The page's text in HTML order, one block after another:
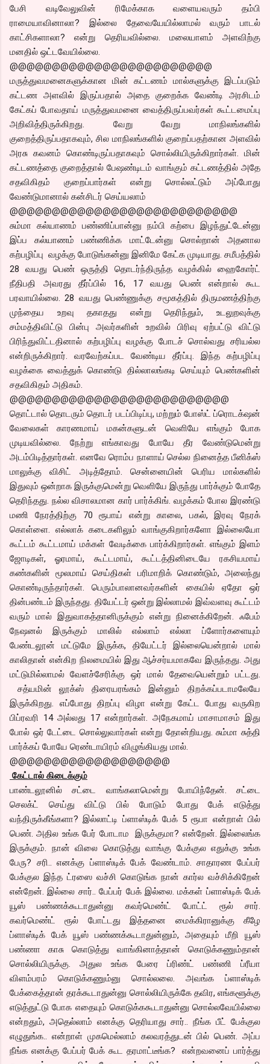
பேசி வடிவேலுவின் ரிமேக்காக வளையவரும் தம்பி
ராமையாவினாலா? இல்லை தேவையேயில்லாமல் வரும் பாடல்
காட்சிகளாலா? என்று தெரியவில்லை. மலையாளம் அளவிற்கு
மனதில் ஒட்டவேயில்லை.
@@@@@@@@@@@@@@@@@@@@@@@@
மருத்துவமனைகளுக்கான மின் கட்டணம் மால்களுக்கு இடப்படும்
கட்டண அளவில் இருப்பதால் அதை குறைக்க வேண்டி அரசிடம்
கேட்கப் போவதாய் மருத்துவமனை வைத்திருப்பவர்கள் கூட்டமைப்பு
அறிவித்திருக்கிறது. வேறு வேறு மாநிலங்களில்
குறைத்திருப்பதாகவும், சில மாநிலங்களில் குறைப்பதற்கான அளவில்
அரசு கவனம் கொண்டிருப்பதாகவும் சொல்லியிருக்கிறார்கள். மின்
கட்டணத்தை குறைத்தால் பேஷண்டிடம் வாங்கும் கட்டணத்தில் அதே
சதவிகிதம் குறைப்பார்கள் என்று சொல்லட்டும் அப்போது
வேண்டுமானால் கன்சிடர் செய்யலாம்
@@@@@@@@@@@@@@@@@@@@@@@@@@@
சும்மா கல்யாணம் பண்ணிப்பான்னு நம்பி கற்பை இழந்துட்டேன்னு
இப்ப கல்யாணம் பண்ணிக்க மாட்டேன்னு சொல்றான் அதனால
கற்பழிப்பு வழக்கு போடுங்கன்னு இனிமே கேட்க முடியாது. சமீபத்தில்
28 வயது பெண் ஒருத்தி தொடர்ந்திருந்த வழக்கில் ஹைகோர்ட்
நீதிபதி அவரது தீர்ப்பில் 16, 17 வயது பெண் என்றால் கூட
பரவாயில்லை. 28 வயது பெண்ணுக்கு சமூகத்தில் திருமணத்திற்கு
முந்தைய உறவு தகாதது என்று தெரிந்தும், உடலுறவுக்கு
சம்மத்திவிட்டு பின்பு அவர்களின் உறவில் பிரிவு ஏற்பட்டு விட்டு
பிரிந்துவிட்டதினால் கற்பழிப்பு வழக்கு போடச் சொல்வது சரியல்ல
என்றிருக்கிறார். வரவேற்கப்பட வேண்டிய தீர்ப்பு. இந்த கற்பழிப்பு
வழக்கை வைத்துக் கொண்டு தில்லாலங்கடி செய்யும் பெண்களின்
சதவிகிதம் அதிகம்.
@@@@@@@@@@@@@@@@@@@@@@@@@@
தொட்டால் தொடரும் தொடர் படப்பிடிப்பு, மற்றும் போஸ்ட் ப்ரொடக்‌ஷன்
வேலைகள் காரணமாய் மகன்களுடன் வெளியே எங்கும் போக
முடியவில்லை. நேற்று எங்காவது போயே தீர வேண்டுமென்று
அடம்பிடித்தார்கள். எனவே ரொம்ப நாளாய் செல்ல நினைத்த பீனிக்ஸ்
மாலுக்கு விசிட் அடித்தோம். சென்னையின் பெரிய மால்களில்
இதுவும் ஒன்றாக இருக்குமென்று வெளியே இருந்து பார்க்கும் போதே
தெரிந்தது. நல்ல விசாலமான கார் பார்க்கிங். வழக்கம் போல இரண்டு
மணி நேரத்திற்கு 70 ரூபாய் என்று காலை, பகல், இரவு நேரக்
கொள்ளை. எல்லாக் கடைகளிலும் வாங்குகிறார்களோ இல்லையோ
கூட்டம் கூட்டமாய் மக்கள் வேடிக்கை பார்க்கிறார்கள். எங்கும் இளம்
ஜோடிகள், ஓரமாய், கூட்டமாய், கூட்டத்தினிடையே ரகசியமாய்
கண்களின் மூலமாய் செய்திகள் பரிமாறிக் கொண்டும், அலைந்து
கொண்டிருந்தார்கள். பெரும்பாலானவர்களின் கையில் ஏதோ ஒர்
தின்பண்டம் இருந்தது. தியேட்டர் ஒன்று இல்லாமல் இவ்வளவு கூட்டம்
வரும் மால் இதுவாகத்தானிருக்கும் என்று நினைக்கிறேன். ஃபேம்
நேஷனல் இருக்கும் மாலில் எல்லாம் எல்லா ப்ளோர்களையும்
பேண்டலூன் மட்டுமே இருக்க, தியேட்டர் இல்லையென்றால் மால்
காலிதான் என்கிற நிலமையில் இது ஆச்சர்யமாகவே இருந்தது. அது
மட்டுமில்லாமல் வேளச்சேரிக்கு ஒர் மால் தேவையென்றும் பட்டது.
சத்யமின் லூக்ஸ் திரையரங்கம் இன்னும் திறக்கப்படாமலேயே
இருக்கிறது. எப்போது திறப்பு விழா என்று கேட்ட போது வருகிற
பிப்ரவரி 14 அல்லது 17 என்றார்கள். அநேகமாய் மாசாமாசம் இது
போல் ஒர் டேட்டை சொல்லுவார்கள் என்று தோன்றியது. சும்மா சுத்தி
பார்க்கப் போயே ரெண்டாயிரம் விழுங்கியது மால்.
@@@@@@@@@@@@@@@@@@@
கேட்டால் கிடைக்கும்
பாண்டலூனில் சட்டை வாங்கலாமென்று போயிந்தேன். சட்டை
செலக்ட் செய்து விட்டு பில் போடும் போது பேக் எடுத்து
வந்திருக்கீங்களா? இல்லாட்டி ப்ளாஸ்டிக் பேக் 5 ரூபா என்றாள் பில்
பெண். அதில உங்க பேர் போடாம இருக்குமா? என்றேன். இல்லைங்க
இருக்கும். நான் விலை கொடுத்து வாங்கு பேக்குல எதுக்கு உங்க
பேரு? சரி.. எனக்கு ப்ளாஸ்டிக் பேக் வேண்டாம். சாதாரண பேப்பர்
பேக்குல இந்த ட்ரஸை வச்சி கொடுங்க நான் கார்ல வச்சிக்கிறேன்
என்றேன். இல்லை சார்.. பேப்பர் பேக் இல்லை. மக்கள் ப்ளாஸ்டிக் பேக்
யூஸ் பண்ணக்கூடாதுன்னு கவர்மெண்ட் போட்ட் ரூல் சார்.
கவர்மெண்ட் ரூல் போட்டது இத்தனை மைக்கிரானுக்கு கீழே
ப்ளாஸ்டிக் பேக் யூஸ் பண்ணக்கூடாதுன்னும், அதையும் மீறி யூஸ்
பண்ணா காசு கொடுத்து வாங்கினாத்தான் கொடுக்கணும்தான்
சொல்லியிருக்கு. அதுல உங்க பேரை ப்ரிண்ட் பண்ணி ப்ரீயா
விளம்பரம் கொடுக்கணும்னு சொல்லலை. அவங்க ப்ளாஸ்டிக்
பேக்கைத்தான் தரக்கூடாதுன்னு சொல்லியிருக்கே தவிர, எங்களூக்கு
எடுத்துட்டு போக எதையும் கொடுக்ககூடாதுன்னு சொல்லவேயில்லை
என்றதும், அதெல்லாம் எனக்கு தெரியாது சார்.. நீங்க பீட் பேக்குல
எழுதுங்க.. என்றாள் முகமெல்லாம் கலவரத்துடன் பில் பெண். அப்ப
நீங்க எனக்கு பேப்பர் பேக் கூட தரமாட்டீங்க? என்றவனைப் பார்த்து